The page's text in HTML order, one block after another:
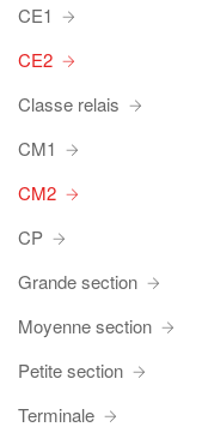
CE1
CE2
Classe relais
CM1
CM2
CP
Grande section
Moyenne section
Petite section
Terminale